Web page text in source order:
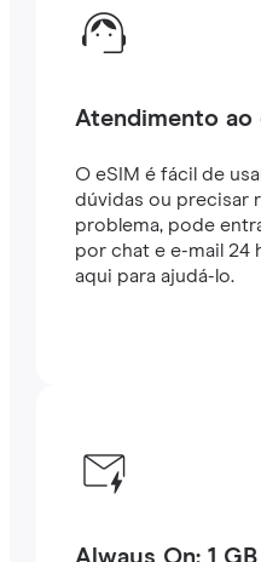
Atendimento ao
O eSIM é fácil de
dúvidas ou precisar
problema, pode
por chat e e-mail 24
aqui para ajudá-lo.